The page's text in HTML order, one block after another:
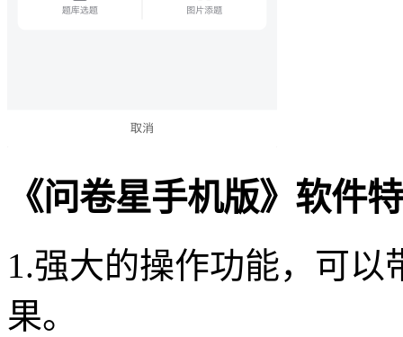
《问卷星手机版》软件
1.强大的操作功能，可
果。